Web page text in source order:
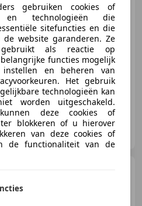
€ 14.500
Benzine 110 kW (150 PK)
gebruiken cookies of
en technologieën die
sitefuncties en die
website garanderen. Ze
als reactie op
functies mogelijk
en beheren van
Het gebruik
technologieën kan
worden uitgeschakeld.
deze cookies of
blokkeren of u hierover
van deze cookies of
de functionaliteit van de